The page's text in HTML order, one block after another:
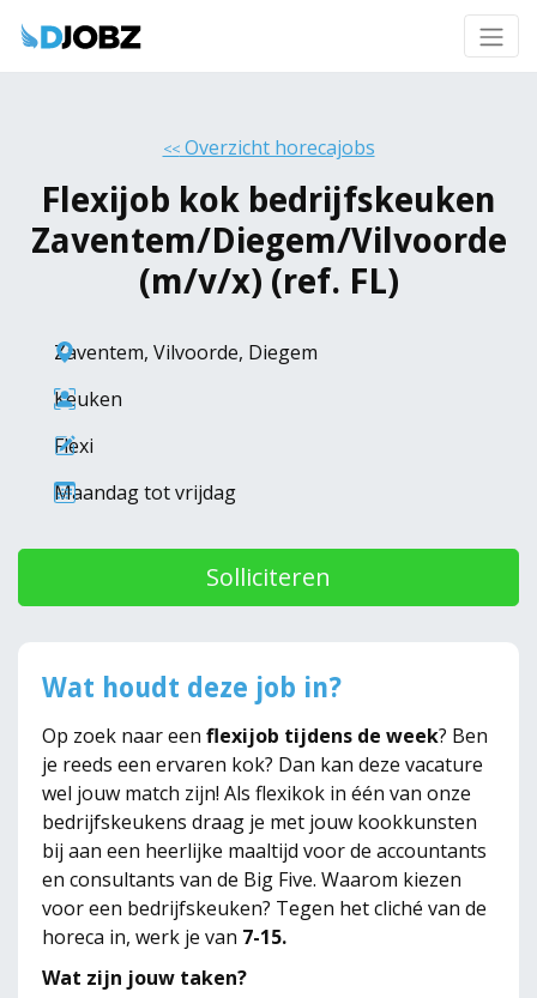
<<Overzicht horecajobs
Flexijob kok bedrijfskeuken
Zaventem/Diegem/Vilvoorde
(m/v/x) (ref. FL)
Zaventem, Vilvoorde, Diegem
Keuken
Flexi
Maandag tot vrijdag
Solliciteren
Wat houdt deze job in?
Op zoek naar een flexijob tijdens de week? Ben
je reeds een ervaren kok? Dan kan deze vacature
wel jouw match zijn! Als flexikok in één van onze
bedrijfskeukens draag je met jouw kookkunsten
bij aan een heerlijke maaltijd voor de accountants
en consultants van de Big Five. Waarom kiezen
voor een bedrijfskeuken? Tegen het cliché van de
horeca in, werk je van 7-15.
Wat zijn jouw taken?